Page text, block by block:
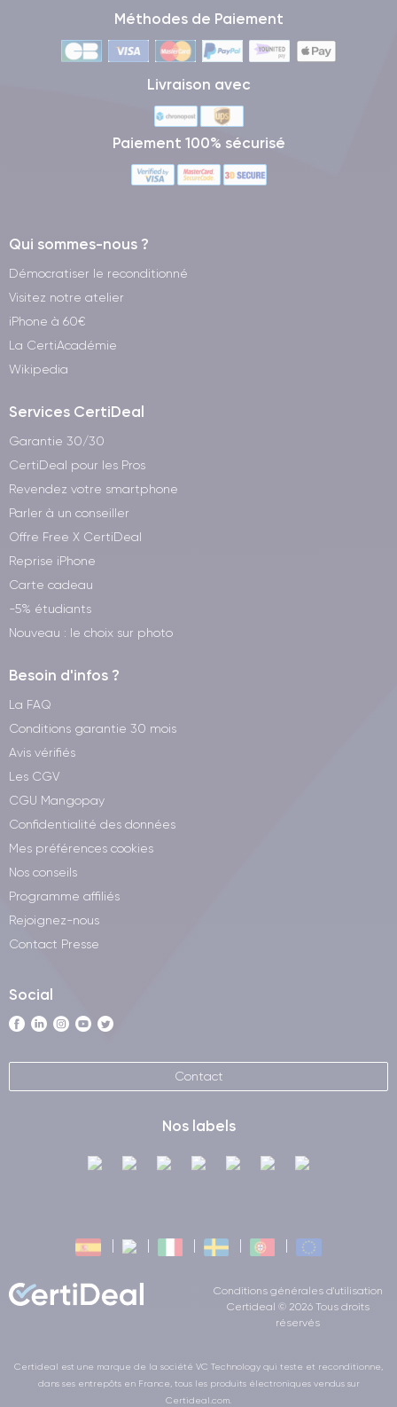
Méthodes de Paiement
Livraison avec
Paiement 100% sécurisé
Qui sommes-nous ?
Démocratiser le reconditionné
Visitez notre atelier
iPhone à 60€
La CertiAcadémie
Wikipedia
Services CertiDeal
Garantie 30/30
CertiDeal pour les Pros
Revendez votre smartphone
Parler à un conseiller
Offre Free X CertiDeal
Reprise iPhone
Carte cadeau
-5% étudiants
Nouveau : le choix sur photo
Besoin d'infos ?
La FAQ
Conditions garantie 30 mois
Avis vérifiés
Les CGV
CGU Mangopay
Confidentialité des données
Mes préférences cookies
Nos conseils
Programme affiliés
Rejoignez-nous
Contact Presse
Social
Contact
Nos labels
Conditions générales d'utilisation
Certideal © 2026 Tous droits
réservés
Certideal est une marque de la société VC Technology qui teste et reconditionne,
dans ses entrepôts en France, tous les produits électroniques vendus sur
Certideal.com.